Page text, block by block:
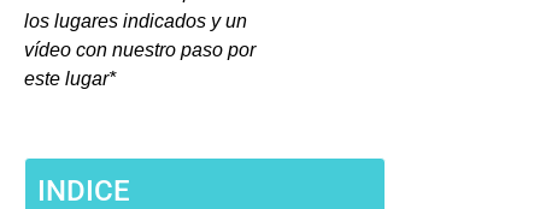
los lugares indicados y un
vídeo con nuestro paso por
este lugar*
INDICE